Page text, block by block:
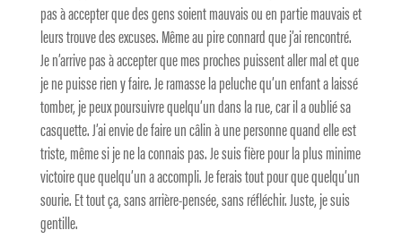
pas à accepter que des gens soient mauvais ou en partie mauvais et
leurs trouve des excuses. Même au pire connard que j’ai rencontré.
Je n’arrive pas à accepter que mes proches puissent aller mal et que
je ne puisse rien y faire. Je ramasse la peluche qu’un enfant a laissé
tomber, je peux poursuivre quelqu’un dans la rue, car il a oublié sa
casquette. J’ai envie de faire un câlin à une personne quand elle est
triste, même si je ne la connais pas. Je suis fière pour la plus minime
victoire que quelqu’un a accompli. Je ferais tout pour que quelqu’un
sourie. Et tout ça, sans arrière-pensée, sans réfléchir. Juste, je suis
gentille.